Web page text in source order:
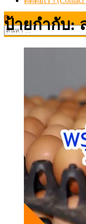
ค้นหา
ป้ายกำกับ: